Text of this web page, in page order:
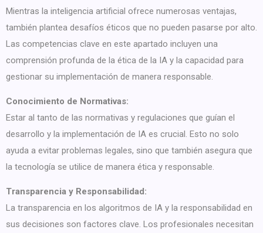
Mientras la inteligencia artificial ofrece numerosas ventajas,
también plantea desafíos éticos que no pueden pasarse por alto.
Las competencias clave en este apartado incluyen una
comprensión profunda de la ética de la IA y la capacidad para
gestionar su implementación de manera responsable.
Conocimiento de Normativas:
Estar al tanto de las normativas y regulaciones que guían el
desarrollo y la implementación de IA es crucial. Esto no solo
ayuda a evitar problemas legales, sino que también asegura que
la tecnología se utilice de manera ética y responsable.
Transparencia y Responsabilidad:
La transparencia en los algoritmos de IA y la responsabilidad en
sus decisiones son factores clave. Los profesionales necesitan